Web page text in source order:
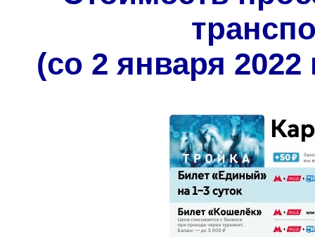
(со 2 января 2022